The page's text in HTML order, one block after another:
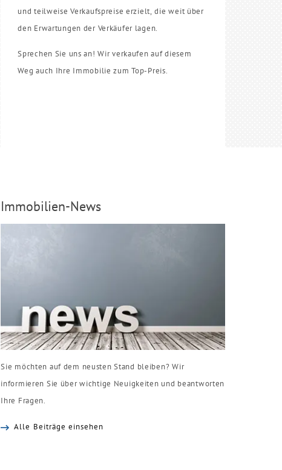
und teilweise Verkaufspreise erzielt, die weit über
den Erwartungen der Verkäufer lagen.
Sprechen Sie uns an! Wir verkaufen auf diesem
Weg auch Ihre Immobilie zum Top-Preis.
Immobilien-News
Sie möchten auf dem neusten Stand bleiben? Wir
informieren Sie über wichtige Neuigkeiten und beantworten
Ihre Fragen.
Alle Beiträge einsehen